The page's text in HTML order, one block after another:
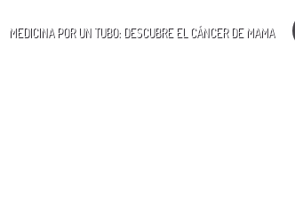
MEDICINA POR UN TUBO: DESCUBRE EL CÁNCER DE MAMA